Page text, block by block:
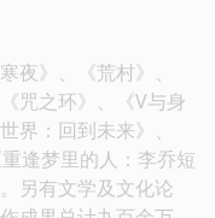
》、《荒村》、
咒之环》、《V与身
界：回到未来》、
逢梦里的人：李乔短
另有文学及文化论